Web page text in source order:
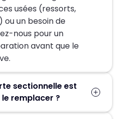
usées (ressorts,
un besoin de
nous pour un
avant que le
sectionnelle est
remplacer ?